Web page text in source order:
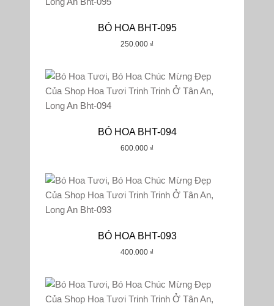
BÓ HOA BHT-095
250.000 ₫
BÓ HOA BHT-094
600.000 ₫
BÓ HOA BHT-093
400.000 ₫